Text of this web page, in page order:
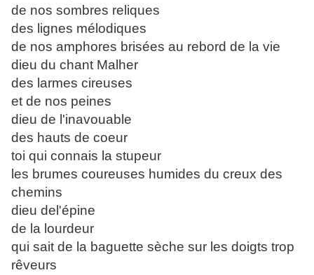
de nos sombres reliques
des lignes mélodiques
de nos amphores brisées au rebord de la vie
dieu du chant Malher
des larmes cireuses
et de nos peines
dieu de l'inavouable
des hauts de coeur
toi qui connais la stupeur
les brumes coureuses humides du creux des
chemins
dieu del'épine
de la lourdeur
qui sait de la baguette sèche sur les doigts trop
rêveurs